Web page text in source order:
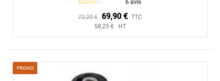
6 avis
72,20 € 69,90 € TTC
58,25 € HT
PROMO